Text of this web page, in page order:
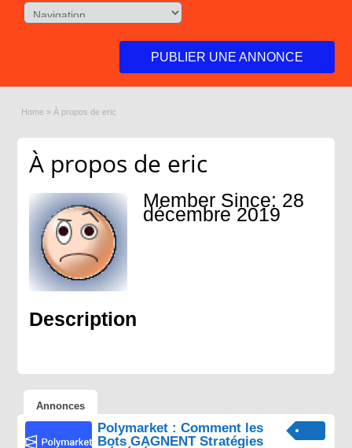
PUBLIER UNE ANNONCE
Home » À propos de eric
À propos de eric
Member Since: 28
décembre 2019
Description
Annonces
Polymarket : Comment les
Bots GAGNENT Stratégies